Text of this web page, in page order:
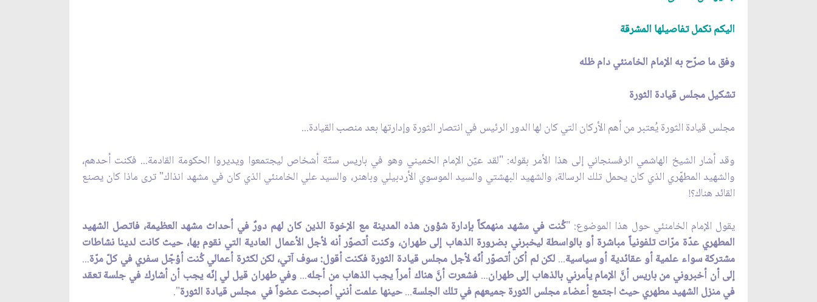
اليكم نكمل تفاصيلها المشرقة
وفق ما صرّح به الإمام الخامنئي ‏دام ظله‏
تشكيل مجلس قيادة الثورة
مجلس قيادة الثورة يُعتبر من أهم الأركان التي كان لها الدور الرئيس في انتصار الثورة وإدارتها بعد منصب القيادة...
وقد أشار الشيخ الهاشمي الرفسنجاني إلى هذا الأمر بقوله: "لقد عيّن الإمام الخميني وهو في باريس ستّة أشخاص ليجتمعوا ويديروا الحكومة القادمة... فكنت أحدهم،
والشهيد المطهّري الذي كان يحمل تلك الرسالة، والشهيد البهشتي والسيد الموسوي الأردبيلي وباهنر، والسيد علي الخامنئي الذي كان في مشهد انذاك" ترى ماذا كان يصنع
القائد هناك؟!
يقول الإمام الخامنئي حول هذا الموضوع: "كُنت في مشهد منهمكاً بإدارة شؤون هذه المدينة مع الإخوة الذين كان لهم دورٌ في أحداث مشهد العظيمة، فاتصل الشهيد
المطهري عدّة مرّات تلفونياً مباشرة أو بالواسطة ليخبرني بضرورة الذهاب إلى طهران، وكنت أتصوّر أنه لأجل الأعمال العادية التي نقوم بها، حيث كانت لدينا نشاطات
مشتركة سواء علمية أو عقائدية أو سياسية... لكن لم أكن أتصوّر أنّه لأجل مجلس قيادة الثورة فكنت أقول: سوف آتي، لكن لكثرة أعمالي كُنت أؤجّل سفري في كلّ مرّة...
إلى أن أخبروني من باريس أنّ‏َ الإمام يأمرني بالذهاب إلى طهران... فشعرت أنّ‏َ هناك أمراً يجب الذهاب من أجله... وفي طهران قيل لي إنّه يجب أن أشارك في جلسة تعقد
في منزل الشهيد مطهري حيث اجتمع أعضاء مجلس الثورة جميعهم في تلك الجلسة...حينها علمت أنني أصبحت عضواً في مجلس قيادة الثورة".